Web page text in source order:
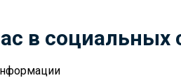
в социальных